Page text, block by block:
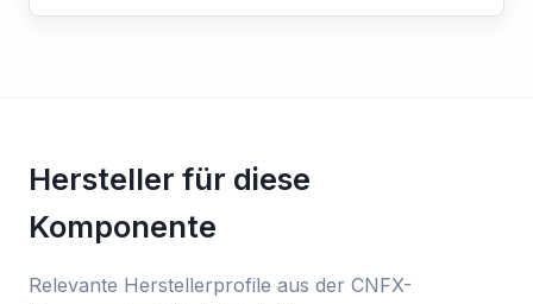
Hersteller für diese
Komponente
Relevante Herstellerprofile aus der CNFX-